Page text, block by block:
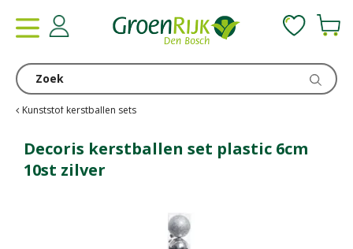
Kunststof kerstballen sets
Decoris kerstballen set plastic 6cm
10st zilver